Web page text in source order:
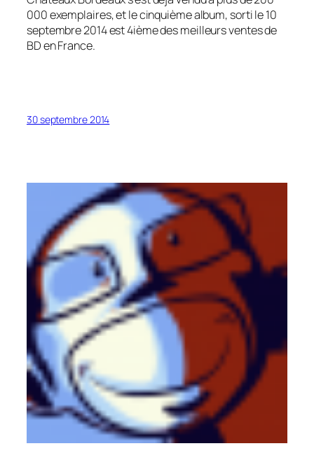
000 exemplaires, et le cinquième album, sorti le 10
septembre 2014 est 4ième des meilleurs ventes de
BD en France.
30 septembre 2014